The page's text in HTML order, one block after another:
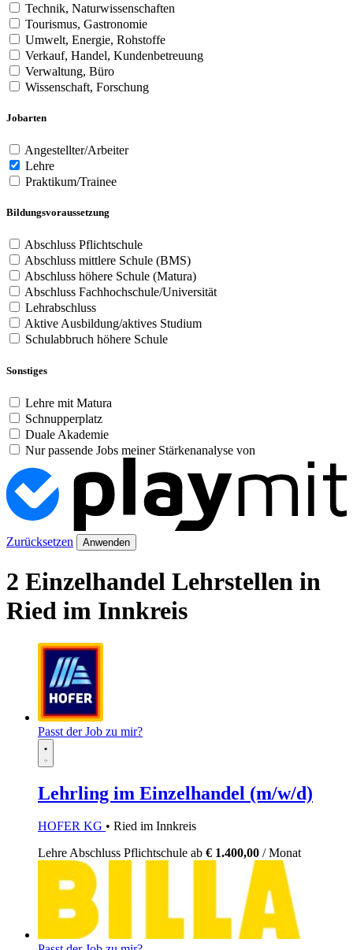
Technik, Naturwissenschaften
Tourismus, Gastronomie
Umwelt, Energie, Rohstoffe
Verkauf, Handel, Kundenbetreuung
Verwaltung, Büro
Wissenschaft, Forschung
Jobarten
Angestellter/Arbeiter
Lehre
Praktikum/Trainee
Bildungsvoraussetzung
Abschluss Pflichtschule
Abschluss mittlere Schule (BMS)
Abschluss höhere Schule (Matura)
Abschluss Fachhochschule/Universität
Lehrabschluss
Aktive Ausbildung/aktives Studium
Schulabbruch höhere Schule
Sonstiges
Lehre mit Matura
Schnupperplatz
Duale Akademie
Nur passende Jobs meiner Stärkenanalyse von
Zurücksetzen Anwenden
2 Einzelhandel Lehrstellen in
Ried im Innkreis
Passt der Job zu mir?
Lehrling im Einzelhandel (m/w/d)
HOFER KG • Ried im Innkreis
LehreAbschluss Pflichtschule ab € 1.400,00 / Monat